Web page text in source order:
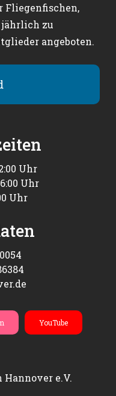
Fliegenfischen,
jährlich zu
angeboten.
Uhr
Uhr
Uhr
YouTube
e.V.